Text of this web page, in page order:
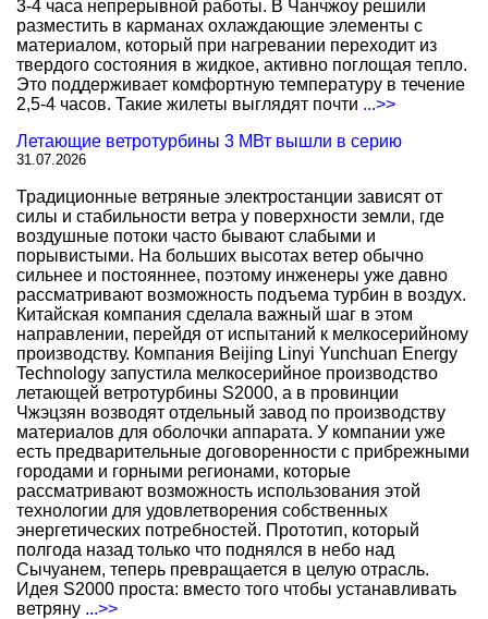
3-4 часа непрерывной работы. В Чанчжоу решили
разместить в карманах охлаждающие элементы с
материалом, который при нагревании переходит из
твердого состояния в жидкое, активно поглощая тепло.
Это поддерживает комфортную температуру в течение
2,5-4 часов. Такие жилеты выглядят почти ...>>
Летающие ветротурбины 3 МВт вышли в серию
31.07.2026
Традиционные ветряные электростанции зависят от
силы и стабильности ветра у поверхности земли, где
воздушные потоки часто бывают слабыми и
порывистыми. На больших высотах ветер обычно
сильнее и постояннее, поэтому инженеры уже давно
рассматривают возможность подъема турбин в воздух.
Китайская компания сделала важный шаг в этом
направлении, перейдя от испытаний к мелкосерийному
производству. Компания Beijing Linyi Yunchuan Energy
Technology запустила мелкосерийное производство
летающей ветротурбины S2000, а в провинции
Чжэцзян возводят отдельный завод по производству
материалов для оболочки аппарата. У компании уже
есть предварительные договоренности с прибрежными
городами и горными регионами, которые
рассматривают возможность использования этой
технологии для удовлетворения собственных
энергетических потребностей. Прототип, который
полгода назад только что поднялся в небо над
Сычуанем, теперь превращается в целую отрасль.
Идея S2000 проста: вместо того чтобы устанавливать
ветряну ...>>